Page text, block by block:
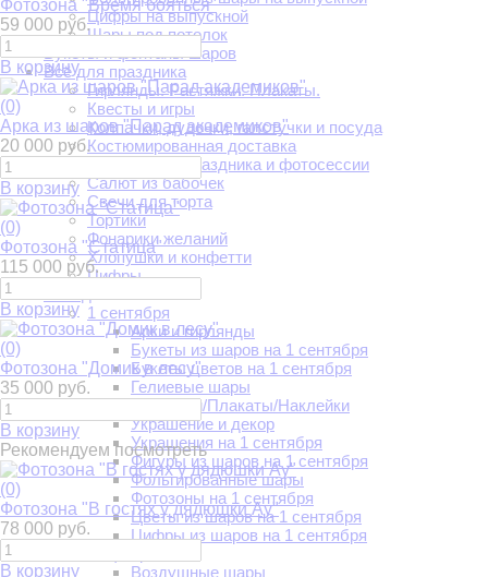
Цифры на выпускной
Шары под потолок
Букеты и фонтаны шаров
Всё для праздника
Гирлянды. Растяжки. Плакаты.
Квесты и игры
Колпачки, дудочки, галстучки и посуда
Костюмированная доставка
Наборы для праздника и фотосессии
Салют из бабочек
Свечи для торта
Тортики
Фонарики желаний
Хлопушки и конфетти
Цифры
1 сентября
Арки и гирлянды
Букеты из шаров на 1 сентября
Букеты цветов на 1 сентября
Гелиевые шары
Растяжки/Плакаты/Наклейки
Украшение и декор
Украшения на 1 сентября
Фигуры из шаров на 1 сентября
Фольгированные шары
Фотозоны на 1 сентября
Цветы из шаров на 1 сентября
Цифры из шаров на 1 сентября
Воздушные шары
Фотозона "Время бояться"
59 000 руб.
В корзину
(0)
Арка из шаров "Парад академиков"
20 000 руб.
В корзину
(0)
Фотозона "Статица"
115 000 руб.
В корзину
(0)
Фотозона "Домик в лесу"
35 000 руб.
В корзину
Рекомендуем посмотреть
(0)
Фотозона "В гостях у дядюшки Ау"
78 000 руб.
В корзину